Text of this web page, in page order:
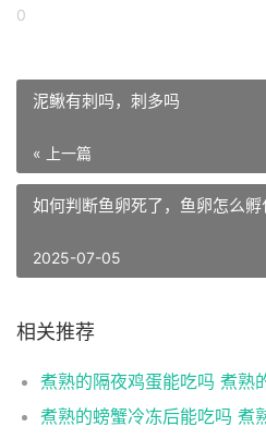
0
泥鳅有刺吗，刺多吗
« 上一篇
如何判断鱼卵死了，鱼卵怎么孵
2025-07-05
相关推荐
煮熟的隔夜鸡蛋能吃吗 煮熟